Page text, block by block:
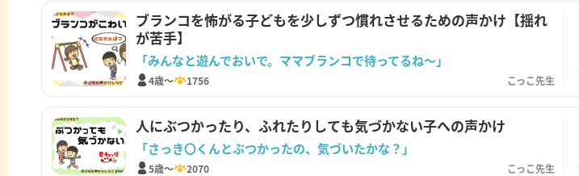
ブランコを怖がる子どもを少しずつ慣れさせるための声かけ【揺れ
が苦手】
「みんなと遊んでおいで。ママブランコで待ってるね～」
4歳～ 1756 こっこ先生
人にぶつかったり、ふれたりしても気づかない子への声かけ
「さっき〇くんとぶつかったの、気づいたかな？」
5歳～ 2070 こっこ先生